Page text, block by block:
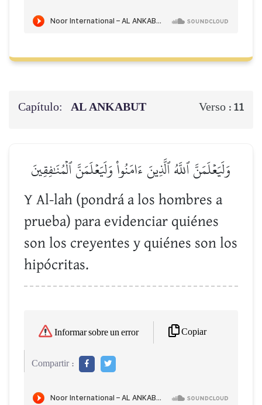
Capítulo: AL ANKABUT Verso : 11
وَلَيَعۡلَمَنَّ ٱللَّهُ ٱلَّذِينَ ءَامَنُواْ وَلَيَعۡلَمَنَّ ٱلۡمُنَٰفِقِينَ
Y Al-lah (pondrá a los hombres a
prueba) para evidenciar quiénes
son los creyentes y quiénes son los
hipócritas.
Informar sobre un error Copiar
Compartir :